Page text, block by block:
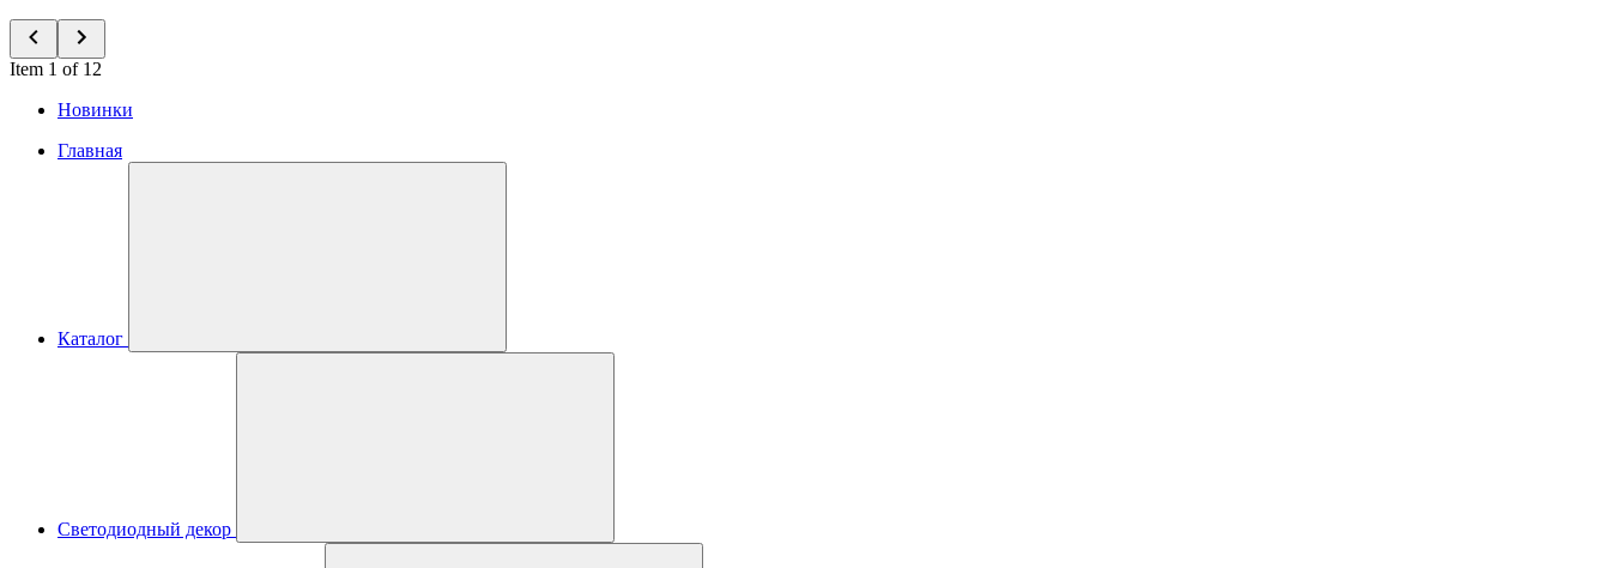
Item 1 of 12
Новинки
Главная
Каталог
Светодиодный декор